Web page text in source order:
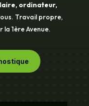
ordinateur,
Travail propre,
1ère Avenue.